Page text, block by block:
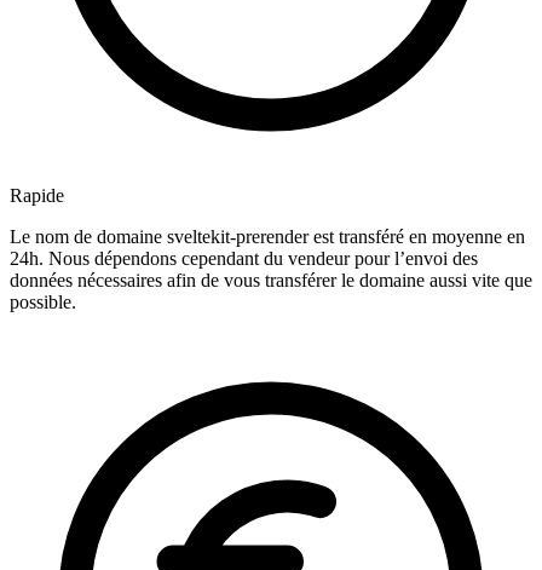
Rapide
Le nom de domaine sveltekit-prerender est transféré en moyenne en
24h. Nous dépendons cependant du vendeur pour l’envoi des
données nécessaires afin de vous transférer le domaine aussi vite que
possible.